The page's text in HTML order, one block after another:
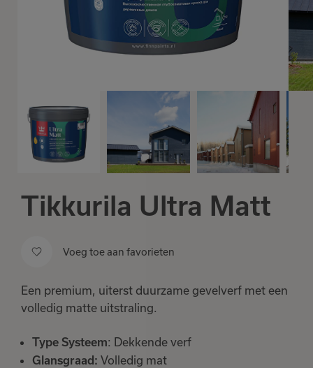
Tikkurila Ultra Matt
Voeg toe aan favorieten
Een premium, uiterst duurzame gevelverf met een
volledig matte uitstraling.
Type Systeem: Dekkende verf
Glansgraad: Volledig mat